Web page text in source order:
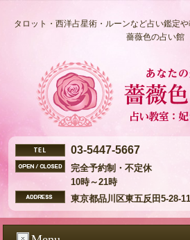
タロット・西洋占星術・ルーンなど占い鑑定
薔薇色の占い館
03-5447-5667
完全予約制・不定休
10時～21時
東京都品川区東五反田5-28-11